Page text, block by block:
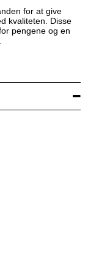
for at give
kvaliteten. Disse
pengene og en